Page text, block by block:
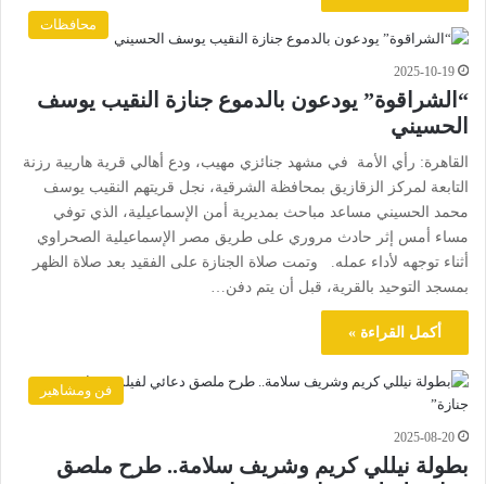
محافظات
2025-10-19
“الشراقوة” يودعون بالدموع جنازة النقيب يوسف
الحسيني
القاهرة: رأي الأمة في مشهد جنائزي مهيب، ودع أهالي قرية هاريية رزنة
التابعة لمركز الزقازيق بمحافظة الشرقية، نجل قريتهم النقيب يوسف
محمد الحسيني مساعد مباحث بمديرية أمن الإسماعيلية، الذي توفي
مساء أمس إثر حادث مروري على طريق مصر الإسماعيلية الصحراوي
أثناء توجهه لأداء عمله. وتمت صلاة الجنازة على الفقيد بعد صلاة الظهر
بمسجد التوحيد بالقرية، قبل أن يتم دفن…
أكمل القراءة »
فن ومشاهير
2025-08-20
بطولة نيللي كريم وشريف سلامة.. طرح ملصق